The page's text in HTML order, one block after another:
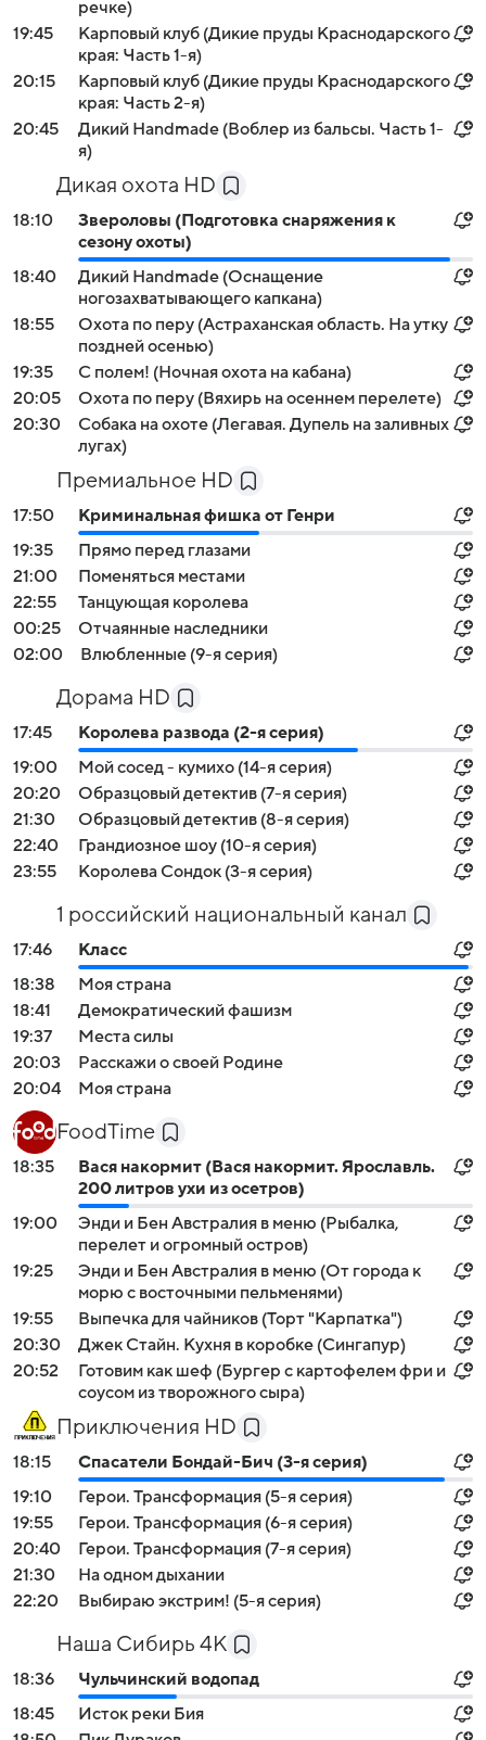
речке)
19:45
Карповый клуб (Дикие пруды Краснодарского
края: Часть 1-я)
20:15
Карповый клуб (Дикие пруды Краснодарского
края: Часть 2-я)
20:45
Дикий Handmade (Воблер из бальсы. Часть 1-
я)
Дикая охота HD
18:10
Звероловы (Подготовка снаряжения к
сезону охоты)
18:40
Дикий Handmade (Оснащение
ногозахватывающего капкана)
18:55
Охота по перу (Астраханская область. На утку
поздней осенью)
19:35
С полем! (Ночная охота на кабана)
20:05
Охота по перу (Вяхирь на осеннем перелете)
20:30
Собака на охоте (Легавая. Дупель на заливных
лугах)
Премиальное HD
17:50
Криминальная фишка от Генри
19:35
Прямо перед глазами
21:00
Поменяться местами
22:55
Танцующая королева
00:25
Отчаянные наследники
02:00
Влюбленные (9-я серия)
Дорама HD
17:45
Королева развода (2-я серия)
19:00
Мой сосед - кумихо (14-я серия)
20:20
Образцовый детектив (7-я серия)
21:30
Образцовый детектив (8-я серия)
22:40
Грандиозное шоу (10-я серия)
23:55
Королева Сондок (3-я серия)
1 российский национальный канал
17:46
Класс
18:38
Моя страна
18:41
Демократический фашизм
19:37
Места силы
20:03
Расскажи о своей Родине
20:04
Моя страна
FoodTime
18:35
Вася накормит (Вася накормит. Ярославль.
200 литров ухи из осетров)
19:00
Энди и Бен Австралия в меню (Рыбалка,
перелет и огромный остров)
19:25
Энди и Бен Австралия в меню (От города к
морю с восточными пельменями)
19:55
Выпечка для чайников (Торт "Карпатка")
20:30
Джек Стайн. Кухня в коробке (Сингапур)
20:52
Готовим как шеф (Бургер с картофелем фри и
соусом из творожного сыра)
Приключения HD
18:15
Спасатели Бондай-Бич (3-я серия)
19:10
Герои. Трансформация (5-я серия)
19:55
Герои. Трансформация (6-я серия)
20:40
Герои. Трансформация (7-я серия)
21:30
На одном дыхании
22:20
Выбираю экстрим! (5-я серия)
Наша Сибирь 4К
18:36
Чульчинский водопад
18:45
Исток реки Бия